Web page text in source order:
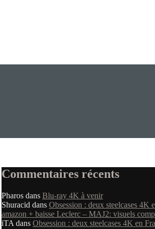
Commentaires récents
Pharos dans Blu-ray 4K à venir
Shuracid dans Obsession : deux steelcases 4K
amazon + baisse Leclerc – MAJ2: visuels
iTA dans Obsession : deux steelcases 4K en